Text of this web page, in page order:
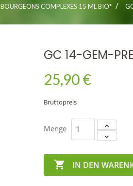
BOURGEONS COMPLEXES 15 ML BIO*
GC 14-GEM-
25,90 €
Bruttopreis
Menge
 IN DEN